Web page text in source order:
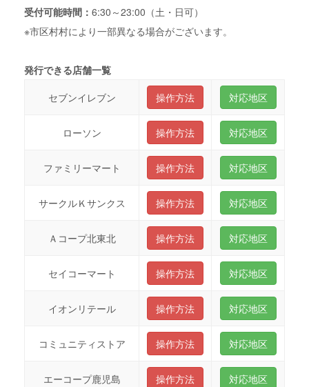
受付可能時間： 6:30～23:00（土・日可）
※市区村村により一部異なる場合がございます。
発行できる店舗一覧
セブンイレブン
操作方法 対応地区
ローソン 操作方法 対応地区
ファミリーマート 操作方法 対応地区
サークルＫサンクス 操作方法 対応地区
Ａコープ北東北 操作方法 対応地区
セイコーマート 操作方法 対応地区
イオンリテール 操作方法 対応地区
コミュニティストア 操作方法 対応地区
エーコープ鹿児島 操作方法 対応地区